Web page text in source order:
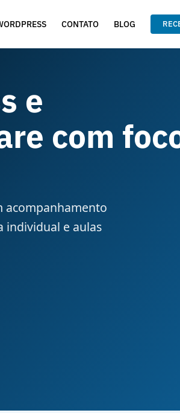
CONTATO BLOG
e
com
acompanhamento
individual e aulas